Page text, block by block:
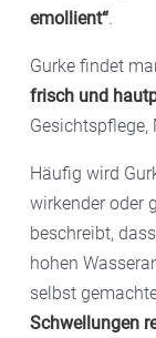
emollient“.
Gurke findet
frisch und
Gesichtspflege,
Häufig wird
wirkender oder
beschreibt,
hohen
selbst
Schwellungen